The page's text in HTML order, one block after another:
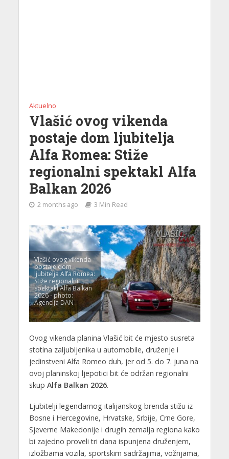
Aktuelno
Vlašić ovog vikenda
postaje dom ljubitelja
Alfa Romea: Stiže
regionalni spektakl Alfa
Balkan 2026
2 months ago 3 Min Read
Vlašić ovog vikenda
postaje dom
ljubitelja Alfa Romea:
Stiže regionalni
spektakl Alfa Balkan
2026 - photo:
Agencija DAN
Ovog vikenda planina Vlašić bit će mjesto susreta
stotina zaljubljenika u automobile, druženje i
jedinstveni Alfa Romeo duh, jer od 5. do 7. juna na
ovoj planinskoj ljepotici bit će održan regionalni
skup Alfa Balkan 2026.
Ljubitelji legendarnog italijanskog brenda stižu iz
Bosne i Hercegovine, Hrvatske, Srbije, Crne Gore,
Sjeverne Makedonije i drugih zemalja regiona kako
bi zajedno proveli tri dana ispunjena druženjem,
izložbama vozila, sportskim sadržajima, vožnjama,